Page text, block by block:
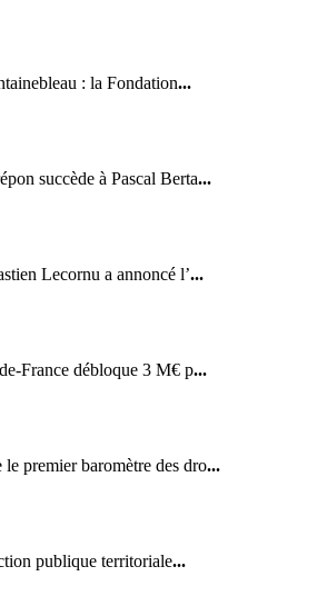
: la Fondation...
succède à Pascal Berta...
Lecornu a annoncé l’...
France débloque 3 M€ p...
premier baromètre des dro...
publique territoriale...